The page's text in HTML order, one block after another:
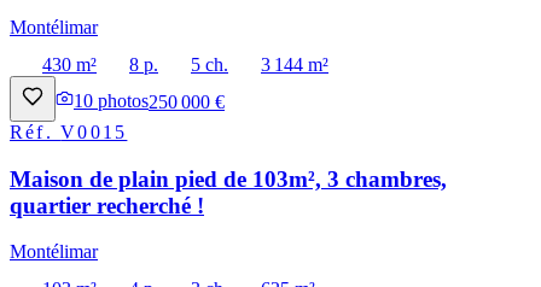
Montélimar
430 m²
8 p. 5 ch.
3 144 m²
10 photos250 000 €
Réf.V0015
Maison de plain pied de 103m², 3 chambres,
quartier recherché !
Montélimar